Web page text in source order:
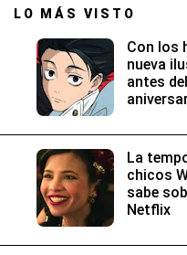
LO MÁS VISTO
Con los
nueva
antes
La
chicos
sabe
Netflix